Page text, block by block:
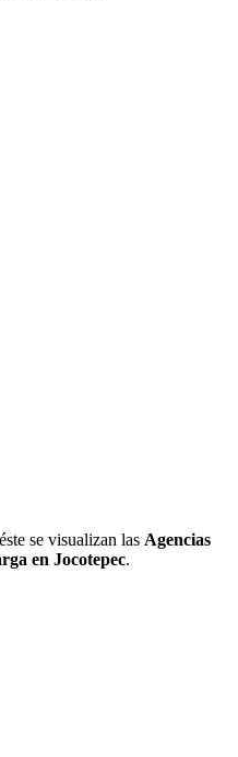
se visualizan las Agencias
en Jocotepec.